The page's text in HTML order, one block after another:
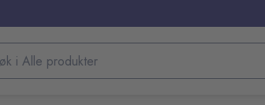
etter produkter